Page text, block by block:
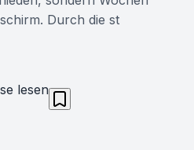
Durch die st
lesen